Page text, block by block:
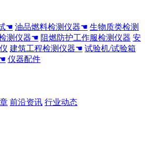
☚ 油品燃料检测仪器☚ 生物质类检测
测仪器☚ 阻燃防护工作服检测仪器 安
建筑工程检测仪器☚ 试验机/试验箱
仪器配件
前沿资讯 行业动态